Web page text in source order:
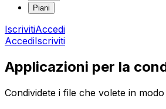
Piani
IscrivitiAccedi
AccediIscriviti
Applicazioni per la
Condividete i file che volete in